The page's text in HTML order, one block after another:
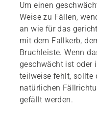
Um einen
Weise zu Fällen,
an wie für das
mit dem Fallkerb,
Bruchleiste. Wenn
geschwächt ist oder
teilweise fehlt, sollte
natürlichen
gefällt werden.